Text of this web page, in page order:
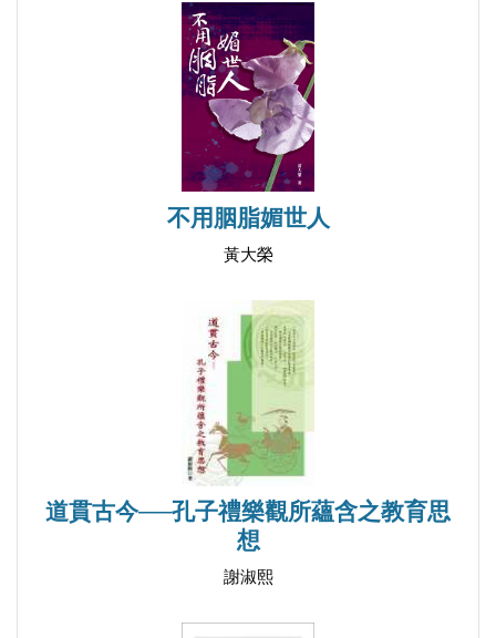
孔孟高深的人生學問
「井田制」具備奴隸社會的特徵嗎？
不用胭脂媚世人
黃大榮
道貫古今──孔子禮樂觀所蘊含之教育思
想
謝淑熙